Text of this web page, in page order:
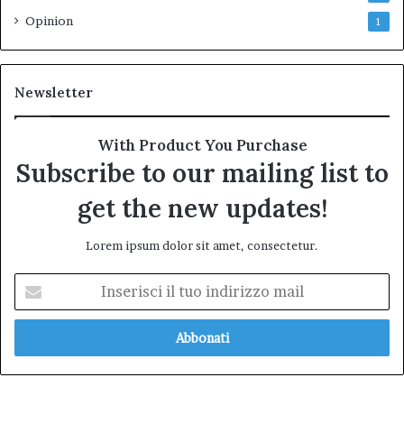
Opinion 1
Newsletter
With Product You Purchase
Subscribe to our mailing list to
get the new updates!
Lorem ipsum dolor sit amet, consectetur.
tuo
mail